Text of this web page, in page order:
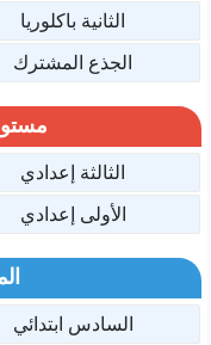
الثانية باكلوريا
الجذع المشترك
الثالثة إعدادي
الأولى إعدادي
السادس ابتدائي